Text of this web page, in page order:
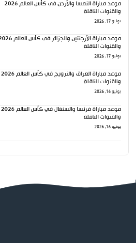
موعد مباراة النمسا والأردن في كأس العالم 2026
والقنوات الناقلة
يونيو 17, 2026
موعد مباراة الأرجنتين والجزائر في كأس العالم 2026
والقنوات الناقلة
يونيو 17, 2026
موعد مباراة العراق والنرويج في كأس العالم 2026
والقنوات الناقلة
يونيو 16, 2026
موعد مباراة فرنسا والسنغال في كأس العالم 2026
والقنوات الناقلة
يونيو 16, 2026